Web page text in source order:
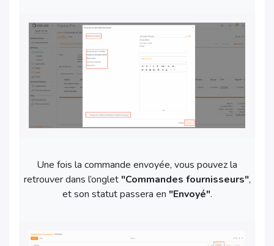
Une fois la commande envoyée, vous pouvez la
retrouver dans l’onglet "Commandes fournisseurs",
et son statut passera en "Envoyé".